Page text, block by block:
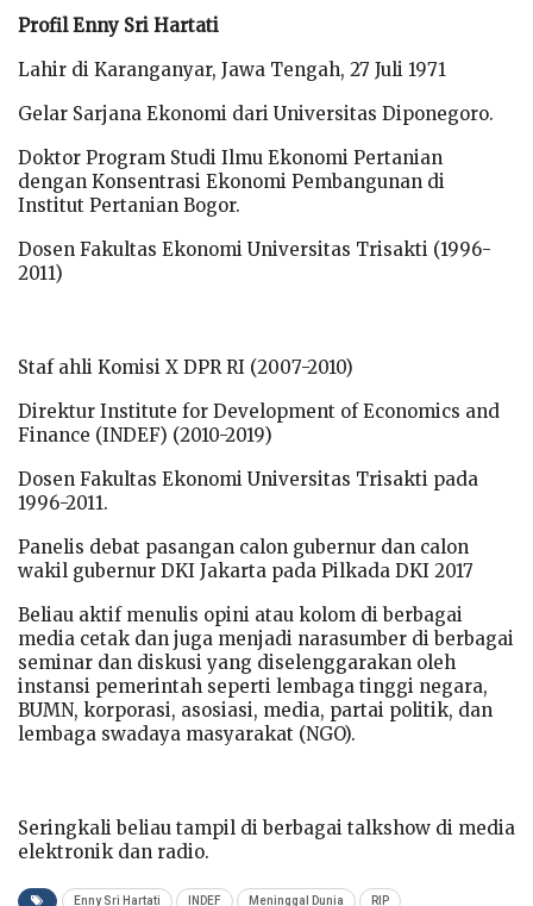
Profil Enny Sri Hartati
Lahir di Karanganyar, Jawa Tengah, 27 Juli 1971
Gelar Sarjana Ekonomi dari Universitas Diponegoro.
Doktor Program Studi Ilmu Ekonomi Pertanian
dengan Konsentrasi Ekonomi Pembangunan di
Institut Pertanian Bogor.
Dosen Fakultas Ekonomi Universitas Trisakti (1996-
2011)
Staf ahli Komisi X DPR RI (2007-2010)
Direktur Institute for Development of Economics and
Finance (INDEF) (2010-2019)
Dosen Fakultas Ekonomi Universitas Trisakti pada
1996-2011.
Panelis debat pasangan calon gubernur dan calon
wakil gubernur DKI Jakarta pada Pilkada DKI 2017
Beliau aktif menulis opini atau kolom di berbagai
media cetak dan juga menjadi narasumber di berbagai
seminar dan diskusi yang diselenggarakan oleh
instansi pemerintah seperti lembaga tinggi negara,
BUMN, korporasi, asosiasi, media, partai politik, dan
lembaga swadaya masyarakat (NGO).
Seringkali beliau tampil di berbagai talkshow di media
elektronik dan radio.
Enny Sri Hartati INDEF Meninggal Dunia RIP